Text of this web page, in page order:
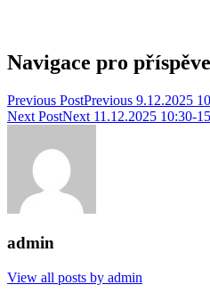
Navigace pro
Previous PostPrevious 9.12.2025
Next PostNext 11.12.2025 10:30-
admin
View all posts by admin